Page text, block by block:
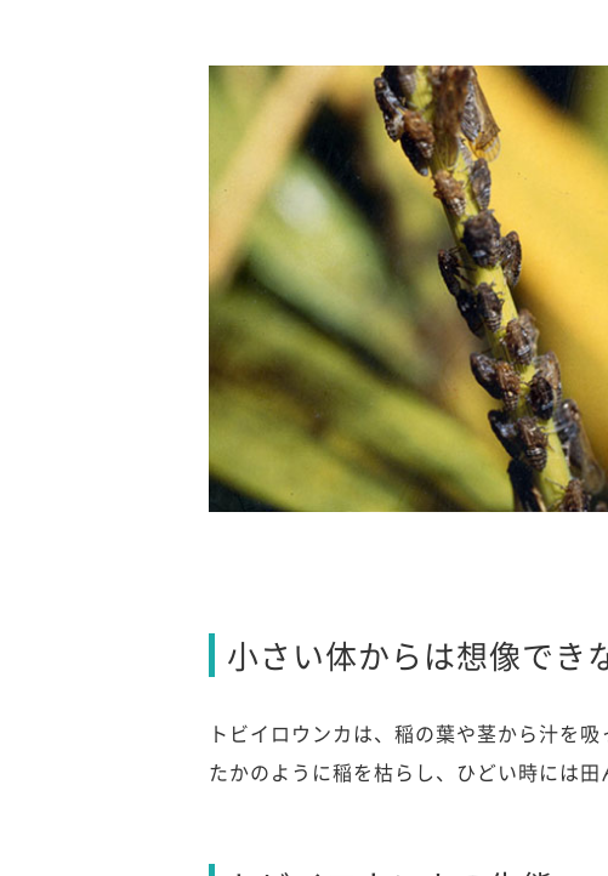
小さい体からは想像でき
トビイロウンカは、稲の葉や茎から汁を
たかのように稲を枯らし、ひどい時には